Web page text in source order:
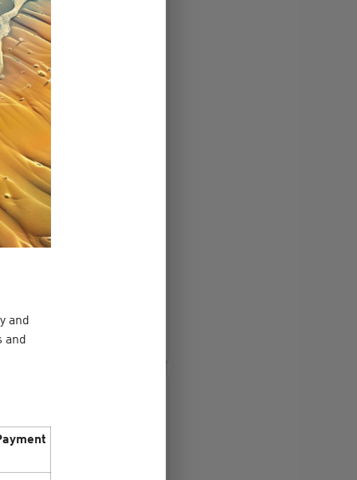
delights at
holiday from 06.03
the selection of
and
and